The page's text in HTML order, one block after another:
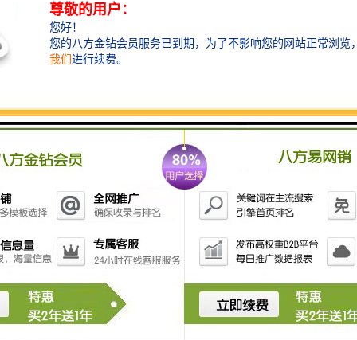
9看房：请提前预约
10项目地址：中心区福华路与金田路交汇处
皇庭中心交通枢纽
深圳市是中国香港与广东省之间的关键重要通道，城市